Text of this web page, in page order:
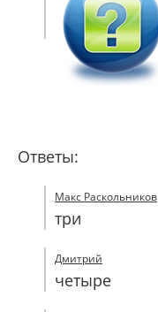
Ответы:
Макс Раскольников
три
Дмитрий
четыре